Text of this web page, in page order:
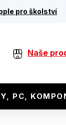
pro školství
Naše
PC,